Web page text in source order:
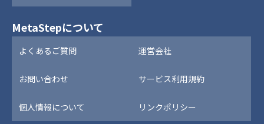
MetaStepについて
よくあるご質問 運営会社
お問い合わせ サービス利用規約
個人情報について リンクポリシー